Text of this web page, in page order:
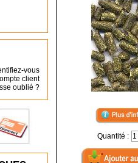
vous
client
oublié ?
Quantité :